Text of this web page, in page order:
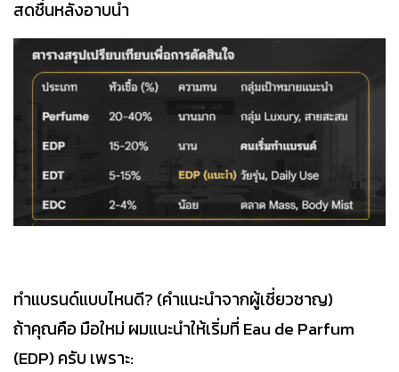
สดชื่นหลังอาบน้ำ
ทำแบรนด์แบบไหนดี? (คำแนะนำจากผู้เชี่ยวชาญ)
ถ้าคุณคือ มือใหม่ ผมแนะนำให้เริ่มที่ Eau de Parfum
(EDP) ครับ เพราะ: